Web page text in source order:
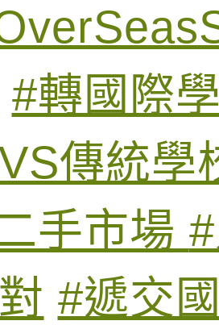
#轉國際
傳統學
手市場
#遞交